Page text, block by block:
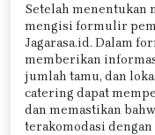
Setelah menentukan
mengisi formulir
Jagarasa.id. Dalam
memberikan
jumlah tamu, dan
catering dapat
dan memastikan
terakomodasi dengan